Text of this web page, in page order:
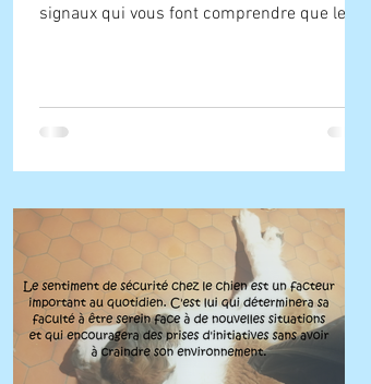
signaux qui vous font comprendre que le